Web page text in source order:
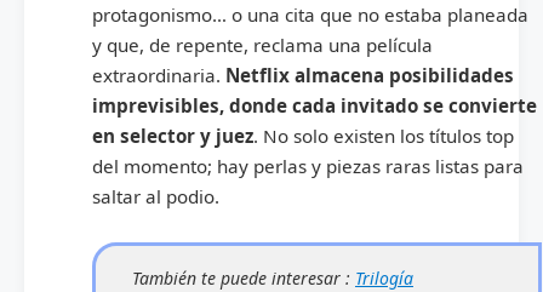
protagonismo… o una cita que no estaba planeada
y que, de repente, reclama una película
extraordinaria. Netflix almacena posibilidades
imprevisibles, donde cada invitado se convierte
en selector y juez. No solo existen los títulos top
del momento; hay perlas y piezas raras listas para
saltar al podio.
También te puede interesar : Trilogía